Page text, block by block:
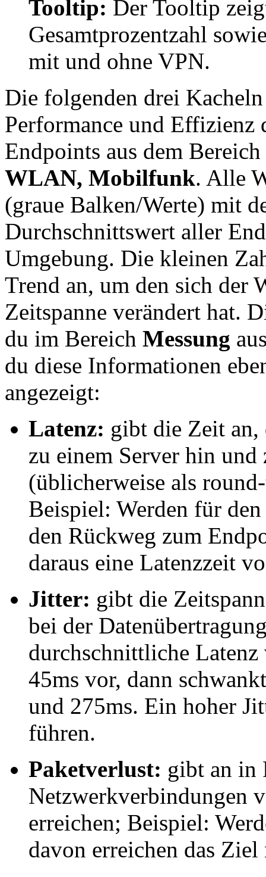
Tooltip: Der Tooltip
Gesamtprozentzahl
mit und ohne VPN.
Die folgenden drei
Performance und Effizienz
Endpoints aus dem Bereich
WLAN, Mobilfunk. Alle
(graue Balken/Werte) mit
Durchschnittswert aller
Umgebung. Die kleinen
Trend an, um den sich der
Zeitspanne verändert hat.
du im Bereich Messung
du diese Informationen
angezeigt:
Latenz: gibt die Zeit an,
zu einem Server hin und
(üblicherweise als
Beispiel: Werden für
den Rückweg zum
daraus eine Latenzzeit
Jitter: gibt die
bei der
durchschnittliche
45ms vor, dann
und 275ms. Ein hoher
führen.
Paketverlust: gibt an in
Netzwerkverbindungen
erreichen; Beispiel:
davon erreichen das